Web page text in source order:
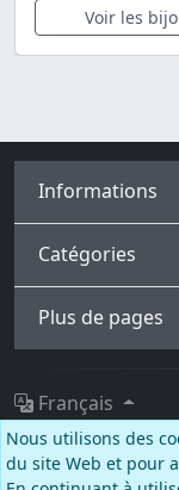
Voir les
Informations
Catégories
Plus de pages
Facebook
Français
Nous utilisons des
du site Web et pour